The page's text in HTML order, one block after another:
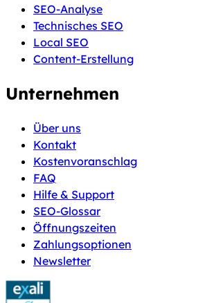
SEO-Analyse
Technisches SEO
Local SEO
Content-Erstellung
Unternehmen
Über uns
Kontakt
Kostenvoranschlag
FAQ
Hilfe & Support
SEO-Glossar
Öffnungszeiten
Zahlungsoptionen
Newsletter